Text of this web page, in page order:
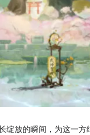
绽放的瞬间，为这一方